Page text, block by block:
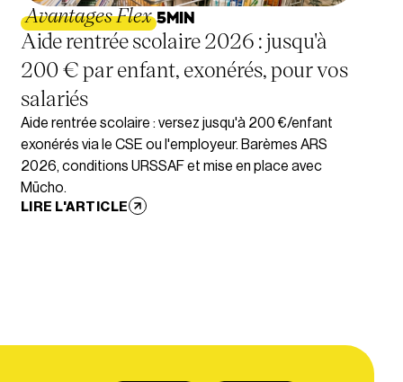
Avantages Flex 5MIN
Aide rentrée scolaire 2026 : jusqu'à
200 € par enfant, exonérés, pour vos
salariés
Aide rentrée scolaire : versez jusqu'à 200 €/enfant
exonérés via le CSE ou l'employeur. Barèmes ARS
2026, conditions URSSAF et mise en place avec
Mūcho.
LIRE L'ARTICLE